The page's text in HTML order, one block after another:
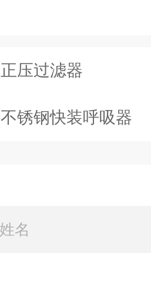
正压过滤器
不锈钢快装呼吸器